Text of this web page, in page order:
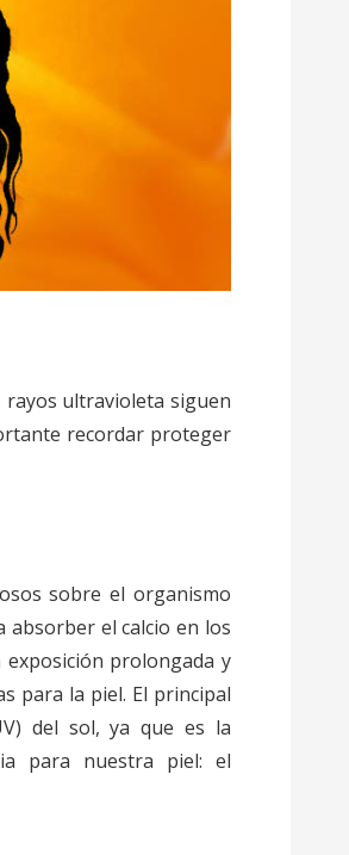
ultravioleta siguen
recordar proteger
sobre el organismo
absorber el calcio en los
prolongada y
para la piel. El principal
del sol, ya que es la
para nuestra piel: el